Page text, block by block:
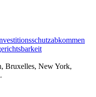
Bruxelles, New York,